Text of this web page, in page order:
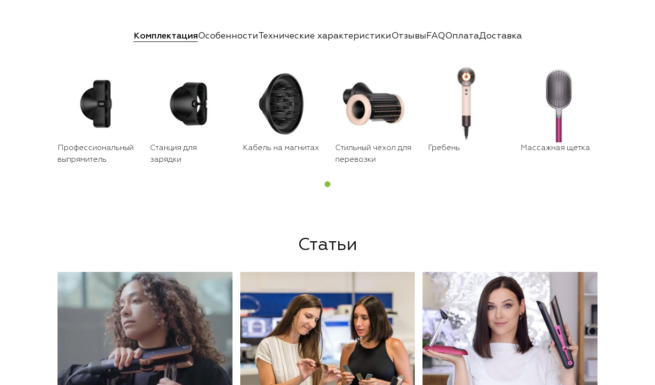
КомплектацияОсобенностиТехнические характеристикиОтзывы FAQОплатаДоставка
Профессиональный
выпрямитель
Станция для
зарядки
Кабель на магнитах
Стильный чехол для
перевозки
Гребень Массажная щетка
Статьи